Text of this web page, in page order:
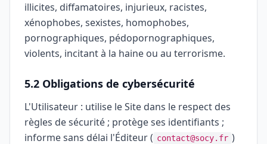
illicites, diffamatoires, injurieux, racistes,
xénophobes, sexistes, homophobes,
pornographiques, pédopornographiques,
violents, incitant à la haine ou au terrorisme.
5.2 Obligations de cybersécurité
L'Utilisateur : utilise le Site dans le respect des
règles de sécurité ; protège ses identifiants ;
informe sans délai l'Éditeur ( contact@socy.fr )